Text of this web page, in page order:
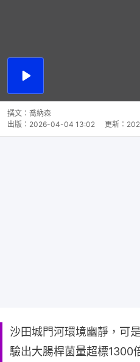
播
撰文： 喬納森
出版： 2026-04-04 13:02 更新：
沙田城門河環境幽靜，可
驗出大腸桿菌量超標1300